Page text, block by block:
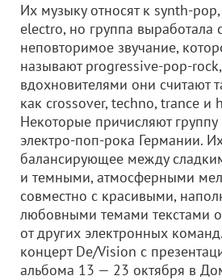
Их музыку относят к synth-
electro, но группа выработала
неповторимое звучание,
называют progressive-pop-
вдохновителями они считают
как crossover, techno, trance и
Некоторые причисляют
электро-поп-рока Германии.
балансирующее между
и темными, атмосферными
совместно с красивыми,
любовными темами текстами
от других электронных
концерт De/Vision с
альбома 13 — 23 октября в